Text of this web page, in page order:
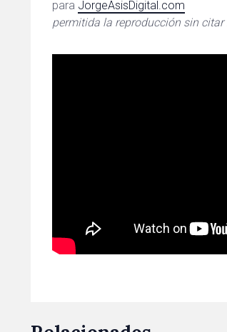
para JorgeAsisDigital.com
permitida la reproducción sin citar